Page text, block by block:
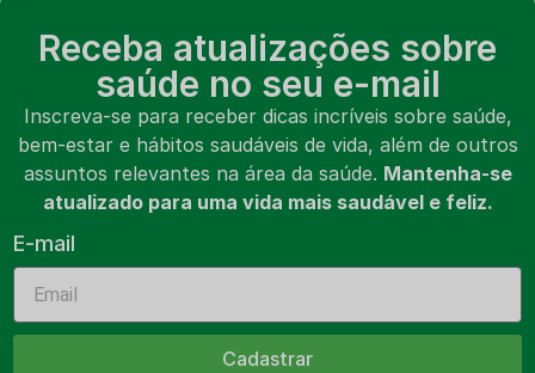
Receba atualizações sobre
saúde no seu e-mail
Inscreva-se para receber dicas incríveis sobre saúde,
bem-estar e hábitos saudáveis de vida, além de outros
assuntos relevantes na área da saúde. Mantenha-se
atualizado para uma vida mais saudável e feliz.
E-mail
Cadastrar